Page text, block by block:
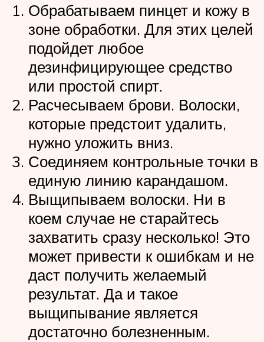
Обрабатываем пинцет и кожу в
зоне обработки. Для этих целей
подойдет любое
дезинфицирующее средство
или простой спирт.
Расчесываем брови. Волоски,
которые предстоит удалить,
нужно уложить вниз.
Соединяем контрольные точки в
единую линию карандашом.
Выщипываем волоски. Ни в
коем случае не старайтесь
захватить сразу несколько! Это
может привести к ошибкам и не
даст получить желаемый
результат. Да и такое
выщипывание является
достаточно болезненным.